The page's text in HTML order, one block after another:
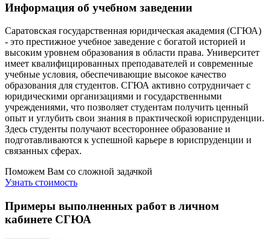
Информация об учебном заведении
Саратовская государственная юридическая академия (СГЮА)
- это престижное учебное заведение с богатой историей и
высоким уровнем образования в области права. Университет
имеет квалифицированных преподавателей и современные
учебные условия, обеспечивающие высокое качество
образования для студентов. СГЮА активно сотрудничает с
юридическими организациями и государственными
учреждениями, что позволяет студентам получить ценный
опыт и углубить свои знания в практической юриспруденции.
Здесь студенты получают всестороннее образование и
подготавливаются к успешной карьере в юриспруденции и
связанных сферах.
Поможем Вам со сложной задачкой
Узнать стоимость
Примеры выполненных работ в личном
кабинете СГЮА